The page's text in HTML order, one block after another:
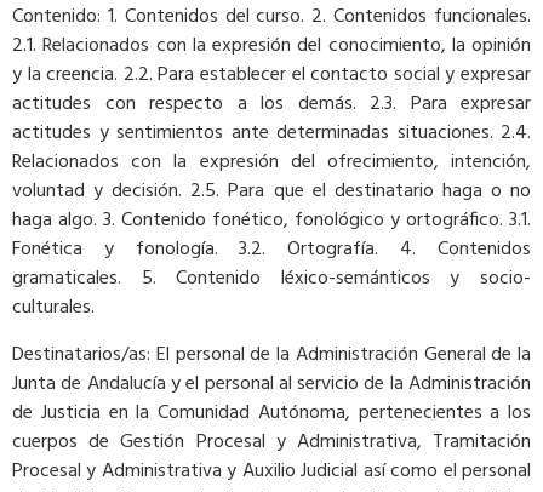
Contenido: 1. Contenidos del curso. 2. Contenidos funcionales.
2.1. Relacionados con la expresión del conocimiento, la opinión
y la creencia. 2.2. Para establecer el contacto social y expresar
actitudes con respecto a los demás. 2.3. Para expresar
actitudes y sentimientos ante determinadas situaciones. 2.4.
Relacionados con la expresión del ofrecimiento, intención,
voluntad y decisión. 2.5. Para que el destinatario haga o no
haga algo. 3. Contenido fonético, fonológico y ortográfico. 3.1.
Fonética y fonología. 3.2. Ortografía. 4. Contenidos
gramaticales. 5. Contenido léxico-semánticos y socio-
culturales.
Destinatarios/as: El personal de la Administración General de la
Junta de Andalucía y el personal al servicio de la Administración
de Justicia en la Comunidad Autónoma, pertenecientes a los
cuerpos de Gestión Procesal y Administrativa, Tramitación
Procesal y Administrativa y Auxilio Judicial así como el personal